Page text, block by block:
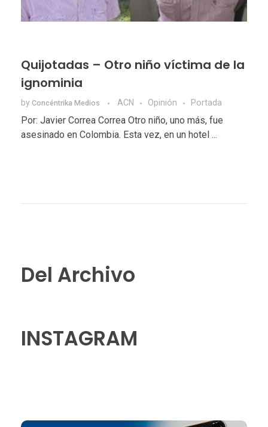
Quijotadas – Otro niño víctima de la
ignominia
by Concéntrika Medios ACN Opinión Portada
Por: Javier Correa Correa Otro niño, uno más, fue
asesinado en Colombia. Esta vez, en un hotel ...
Del Archivo
INSTAGRAM